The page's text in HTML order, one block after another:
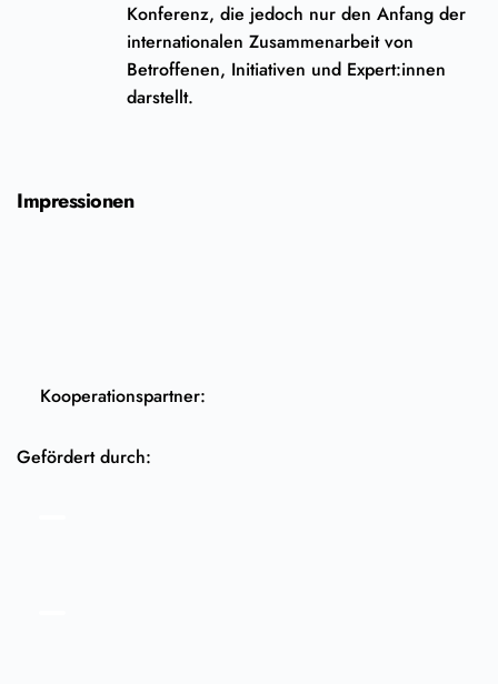
Konferenz, die jedoch nur den Anfang der
internationalen Zusammenarbeit von
Betroffenen, Initiativen und Expert:innen
darstellt.
Impressionen
Kooperationspartner:
Gefördert durch: